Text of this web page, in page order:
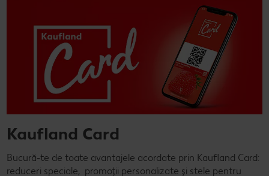
Kaufland Card
Bucură-te de toate avantajele acordate prin Kaufland Card:
reduceri speciale, promoții personalizate și stele pentru